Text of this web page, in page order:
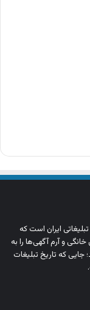
ایران است که
و آرم‌ آگهی‌ها را به‌
که تاریخ تبلیغات